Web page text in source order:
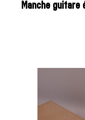
Manche guitare